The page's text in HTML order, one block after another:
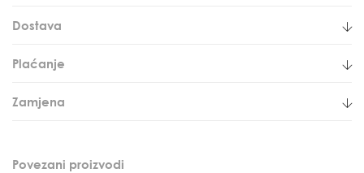
Dostava
Plaćanje
Zamjena
Povezani proizvodi